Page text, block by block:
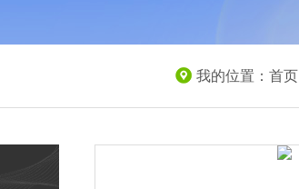
我的位置： 首页